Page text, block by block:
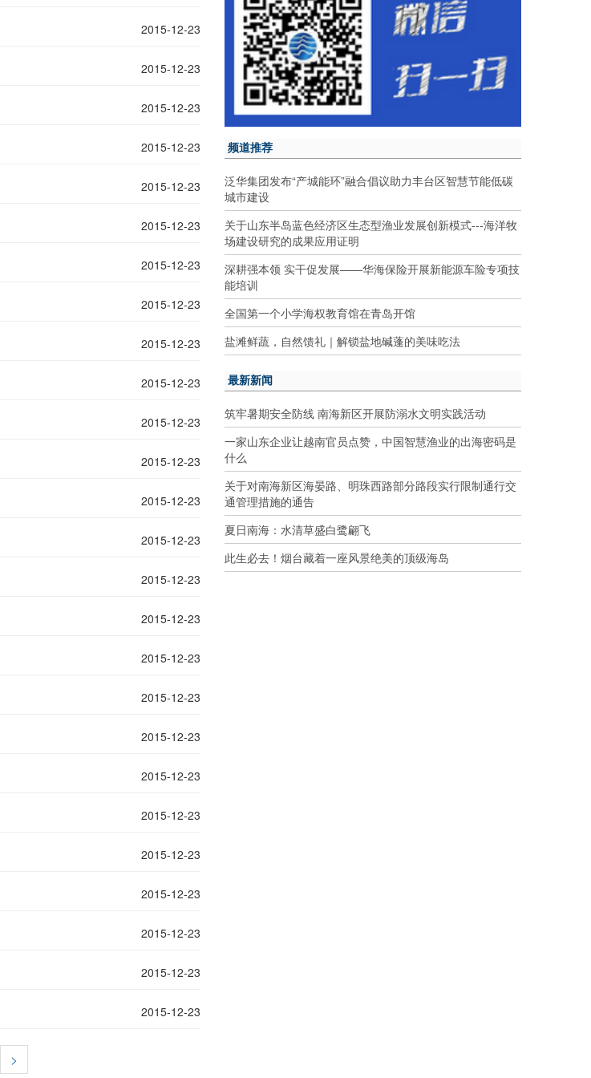
2015-12-23
2015-12-23
2015-12-23
2015-12-23
2015-12-23
2015-12-23
2015-12-23
2015-12-23
2015-12-23
2015-12-23
2015-12-23
2015-12-23
2015-12-23
2015-12-23
2015-12-23
2015-12-23
2015-12-23
2015-12-23
2015-12-23
2015-12-23
2015-12-23
2015-12-23
2015-12-23
2015-12-23
2015-12-23
2015-12-23
>
频道推荐
泛华集团发布“产城能环”融合倡议助力丰台区智慧节能低碳
城市建设
关于山东半岛蓝色经济区生态型渔业发展创新模式---海洋牧
场建设研究的成果应用证明
深耕强本领 实干促发展——华海保险开展新能源车险专项技
能培训
全国第一个小学海权教育馆在青岛开馆
盐滩鲜蔬，自然馈礼｜解锁盐地碱蓬的美味吃法
最新新闻
筑牢暑期安全防线 南海新区开展防溺水文明实践活动
一家山东企业让越南官员点赞，中国智慧渔业的出海密码是
什么
关于对南海新区海晏路、明珠西路部分路段实行限制通行交
通管理措施的通告
夏日南海：水清草盛白鹭翩飞
此生必去！烟台藏着一座风景绝美的顶级海岛